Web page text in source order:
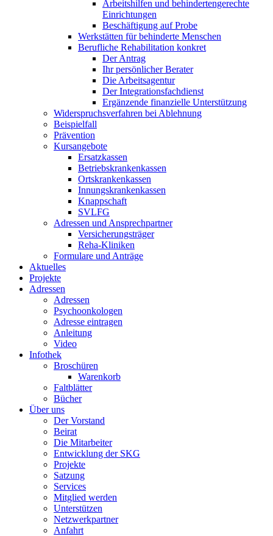
Arbeitshilfen und behindertengerechte
Einrichtungen
Beschäftigung auf Probe
Werkstätten für behinderte Menschen
Berufliche Rehabilitation konkret
Der Antrag
Ihr persönlicher Berater
Die Arbeitsagentur
Der Integrationsfachdienst
Ergänzende finanzielle Unterstützung
Widerspruchsverfahren bei Ablehnung
Beispielfall
Prävention
Kursangebote
Ersatzkassen
Betriebskrankenkassen
Ortskrankenkassen
Innungskrankenkassen
Knappschaft
SVLFG
Adressen und Ansprechpartner
Versicherungsträger
Reha-Kliniken
Formulare und Anträge
Aktuelles
Projekte
Adressen
Adressen
Psychoonkologen
Adresse eintragen
Anleitung
Video
Infothek
Broschüren
Warenkorb
Faltblätter
Bücher
Über uns
Der Vorstand
Beirat
Die Mitarbeiter
Entwicklung der SKG
Projekte
Satzung
Services
Mitglied werden
Unterstützen
Netzwerkpartner
Anfahrt